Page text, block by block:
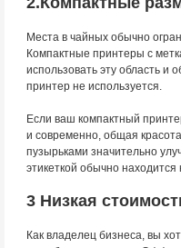
Места в чайных обычно
Компактные принтеры с
использовать эту область и
принтер не используется.
Если ваш компактный
и современно, общая
пузырьками значительно
этикеткой обычно
3 Низкая
Как владелец бизнеса, вы